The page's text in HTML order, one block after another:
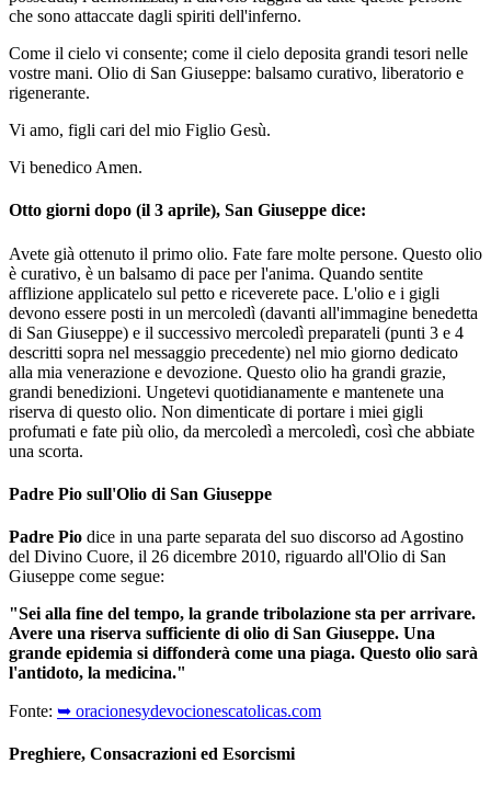
che sono attaccate dagli spiriti dell'inferno.
Come il cielo vi consente; come il cielo deposita grandi tesori nelle
vostre mani. Olio di San Giuseppe: balsamo curativo, liberatorio e
rigenerante.
Vi amo, figli cari del mio Figlio Gesù.
Vi benedico Amen.
Otto giorni dopo (il 3 aprile), San Giuseppe dice:
Avete già ottenuto il primo olio. Fate fare molte persone. Questo olio
è curativo, è un balsamo di pace per l'anima. Quando sentite
afflizione applicatelo sul petto e riceverete pace. L'olio e i gigli
devono essere posti in un mercoledì (davanti all'immagine benedetta
di San Giuseppe) e il successivo mercoledì preparateli (punti 3 e 4
descritti sopra nel messaggio precedente) nel mio giorno dedicato
alla mia venerazione e devozione. Questo olio ha grandi grazie,
grandi benedizioni. Ungetevi quotidianamente e mantenete una
riserva di questo olio. Non dimenticate di portare i miei gigli
profumati e fate più olio, da mercoledì a mercoledì, così che abbiate
una scorta.
Padre Pio sull'Olio di San Giuseppe
Padre Pio dice in una parte separata del suo discorso ad Agostino
del Divino Cuore, il 26 dicembre 2010, riguardo all'Olio di San
Giuseppe come segue:
"Sei alla fine del tempo, la grande tribolazione sta per arrivare.
Avere una riserva sufficiente di olio di San Giuseppe. Una
grande epidemia si diffonderà come una piaga. Questo olio sarà
l'antidoto, la medicina."
Fonte: ➥ oracionesydevocionescatolicas.com
Preghiere, Consacrazioni ed Esorcismi